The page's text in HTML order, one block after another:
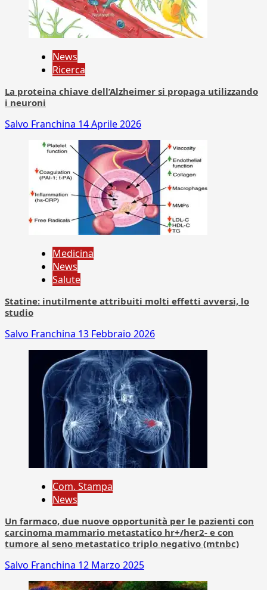
News
Ricerca
La proteina chiave dell’Alzheimer si propaga utilizzando
i neuroni
Salvo Franchina 14 Aprile 2026
Medicina
News
Salute
Statine: inutilmente attribuiti molti effetti avversi, lo
studio
Salvo Franchina 13 Febbraio 2026
Com. Stampa
News
Un farmaco, due nuove opportunità per le pazienti con
carcinoma mammario metastatico hr+/her2- e con
tumore al seno metastatico triplo negativo (mtnbc)
Salvo Franchina 12 Marzo 2025